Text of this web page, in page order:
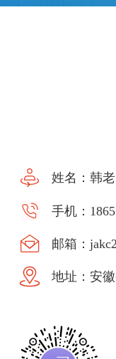
姓名：韩
手机：
邮箱：
地址：安